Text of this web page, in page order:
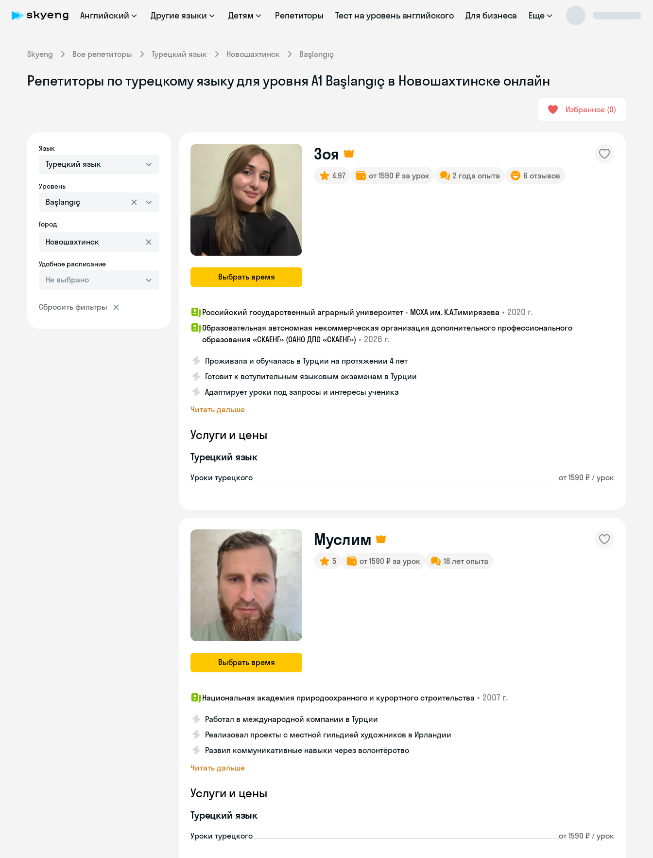
Английский Другие языки Детям Репетиторы Тест на уровень английского Для бизнеса Еще
Skyeng Все репетиторы Турецкий язык Новошахтинск Başlangıç
Репетиторы по турецкому языку для уровня A1 Başlangıç в Новошахтинске онлайн
Избранное 0
Язык
Турецкий язык
Уровень
Başlangıç
Город
Удобное расписание
Не выбрано
Сбросить фильтры
Выбрать время
Зоя
4.97 от 1590 ₽ за урок 2 года опыта 6 отзывов
Российский государственный аграрный университет - МСХА им. К.А.Тимирязева • 2020 г.
Образовательная автономная некоммерческая организация дополнительного профессионального
образования «СКАЕНГ» (ОАНО ДПО «СКАЕНГ») • 2026 г.
Проживала и обучалась в Турции на протяжении 4 лет
Готовит к вступительным языковым экзаменам в Турции
Адаптирует уроки под запросы и интересы ученика
Читать дальше
Услуги и цены
Турецкий язык
Уроки турецкого от 1590 ₽ / урок
Выбрать время
Муслим
5 от 1590 ₽ за урок 18 лет опыта
Национальная академия природоохранного и курортного строительства • 2007 г.
Работал в международной компании в Турции
Реализовал проекты с местной гильдией художников в Ирландии
Развил коммуникативные навыки через волонтёрство
Читать дальше
Услуги и цены
Турецкий язык
Уроки турецкого от 1590 ₽ / урок